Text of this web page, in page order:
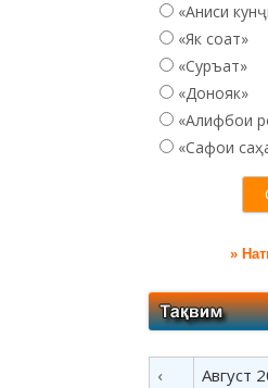
«Аниси
«Як соат»
«Суръат»
«Донояк»
«Алифбои
«Сафои
»
‹ Август